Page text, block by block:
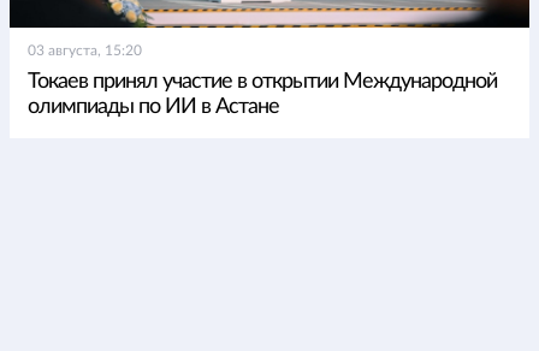
03 августа, 15:20
Токаев принял участие в открытии Международной
олимпиады по ИИ в Астане